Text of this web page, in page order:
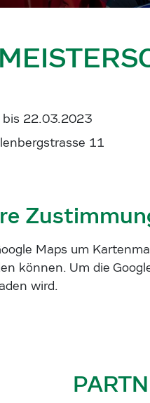
22.03.2023
11
Maps um
können. Um die
wird.